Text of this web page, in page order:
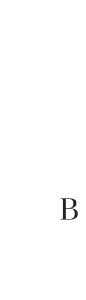
В